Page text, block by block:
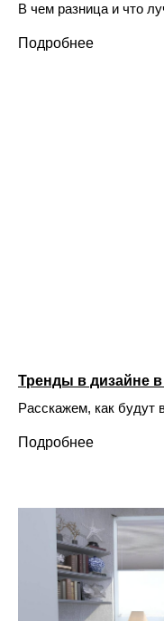
В чем разница и что
Подробнее
Тренды в дизайне в
Расскажем, как будут
Подробнее